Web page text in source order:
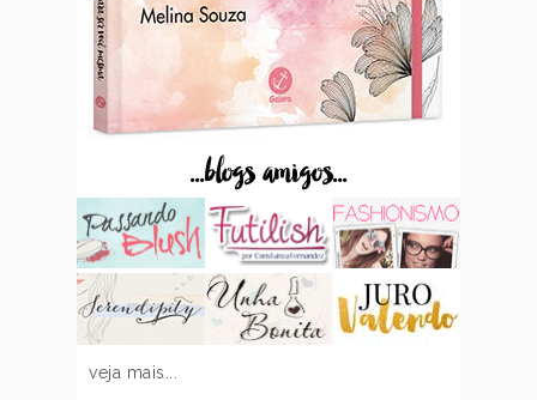
...blogs amigos...
veja mais...